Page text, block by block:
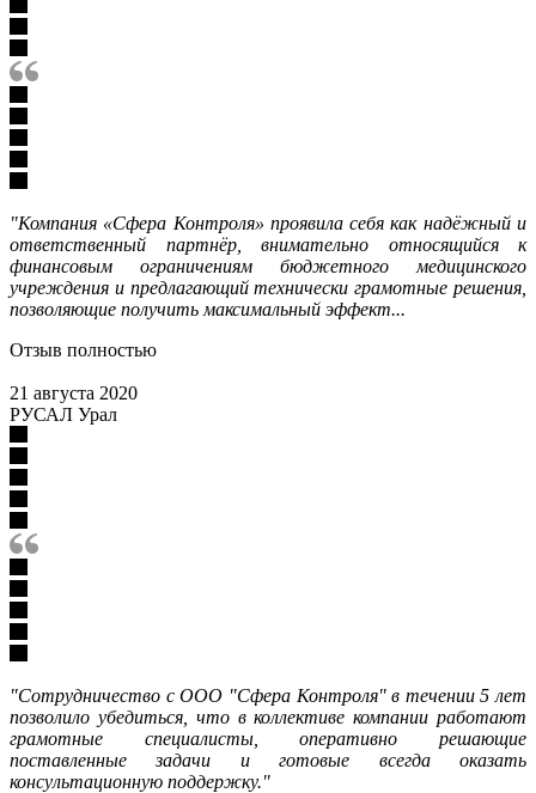
"Компания «Сфера Контроля» проявила себя как надёжный и
ответственный партнёр, внимательно относящийся к
финансовым ограничениям бюджетного медицинского
учреждения и предлагающий технически грамотные решения,
позволяющие получить максимальный эффект...
Отзыв полностью
21 августа 2020
РУСАЛ Урал
"Сотрудничество сООО "Сфера Контроля" в течении 5 лет
позволило убедиться, что в коллективе компании работают
грамотные специалисты, оперативно решающие
поставленные задачи и готовые всегда оказать
консультационную поддержку."